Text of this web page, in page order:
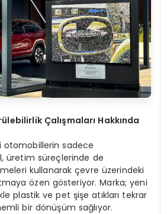
Çalışmaları Hakkında
otomobillerin sadece
üretim süreçlerinde de
kullanarak çevre üzerindeki
özen gösteriyor. Marka; yeni
plastik ve pet şişe atıkları tekrar
bir dönüşüm sağlıyor.